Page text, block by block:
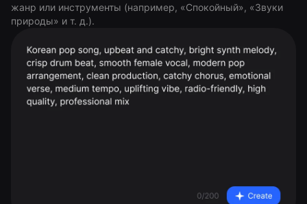
жанр или инструменты (например, «Спокойный», «Звуки
природы» и т. д.).